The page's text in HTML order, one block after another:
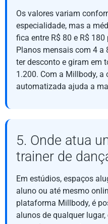
Os valores variam
especialidade, mas a
fica entre R$ 80 e R$
Planos mensais com 4 a
ter desconto e giram em
1.200. Com a Millbody, a
automatizada ajuda a
5. Onde atua
trainer de
Em estúdios, espaços
aluno ou até mesmo
plataforma Millbody, é
alunos de qualquer